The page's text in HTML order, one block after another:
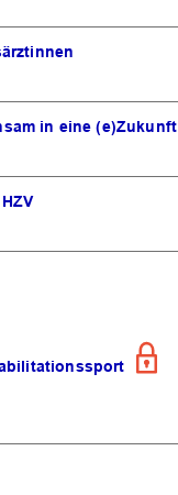
in eine (e)Zukunft